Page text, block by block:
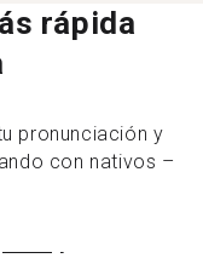
rápida
pronunciación y
con nativos –